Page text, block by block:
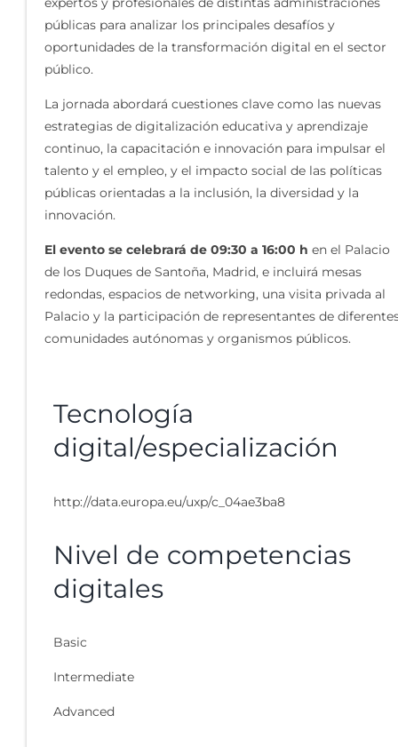
públicas para analizar los principales desafíos y
oportunidades de la transformación digital en el sector
público.
La jornada abordará cuestiones clave como las nuevas
estrategias de digitalización educativa y aprendizaje
continuo, la capacitación e innovación para impulsar el
talento y el empleo, y el impacto social de las políticas
públicas orientadas a la inclusión, la diversidad y la
innovación.
El evento se celebrará de 09:30 a 16:00 h en el Palacio
de los Duques de Santoña, Madrid, e incluirá mesas
redondas, espacios de networking, una visita privada al
Palacio y la participación de representantes de
comunidades autónomas y organismos públicos.
Tecnología
digital/especialización
http://data.europa.eu/uxp/c_04ae3ba8
Nivel de competencias
digitales
Basic
Intermediate
Advanced